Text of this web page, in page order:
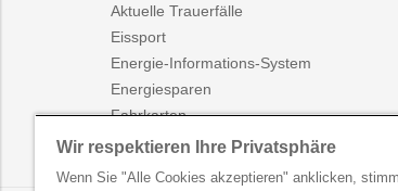
Aktuelle Trauerfälle
Eissport
Energie-Informations-System
Energiesparen
Fahrkarten
Fahrplanauskunft
Wir respektieren Ihre Privatsphäre
Wenn Sie "Alle Cookies akzeptieren" anklicken,